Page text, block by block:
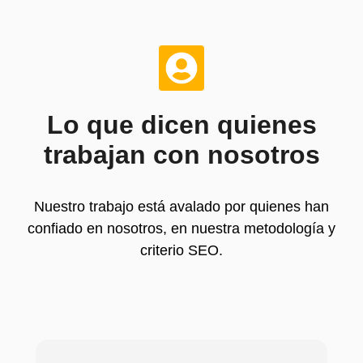
Lo que dicen quienes
trabajan con nosotros
Nuestro trabajo está avalado por quienes han
confiado en nosotros, en nuestra metodología y
criterio SEO.